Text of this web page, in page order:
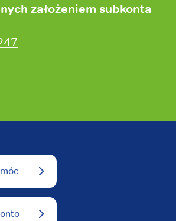
założeniem subkonta